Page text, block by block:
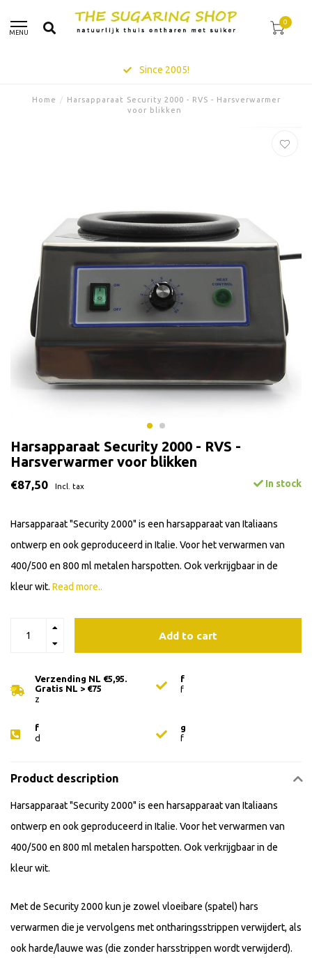
MENU
0
Since 2005!
Home / Harsapparaat Security 2000 - RVS - Harsverwarmer
voor blikken
Harsapparaat Security 2000 - RVS -
Harsverwarmer voor blikken
€87,50 Incl. tax In stock
Harsapparaat "Security 2000" is een harsapparaat van Italiaans
ontwerp en ook geproduceerd in Italie. Voor het verwarmen van
400/500 en 800 ml metalen harspotten. Ook verkrijgbaar in de
kleur wit. Read more..
Add to cart
Verzending NL €5,95.
Gratis NL > €75
z
f
f
f
d
g
f
Product description
Harsapparaat "Security 2000" is een harsapparaat van Italiaans
ontwerp en ook geproduceerd in Italie. Voor het verwarmen van
400/500 en 800 ml metalen harspotten. Ook verkrijgbaar in de
kleur wit.
Met de Security 2000 kun je zowel vloeibare (spatel) hars
verwarmen die je vervolgens met ontharingsstrippen verwijdert, als
ook harde/lauwe was (die zonder harsstrippen wordt verwijderd).